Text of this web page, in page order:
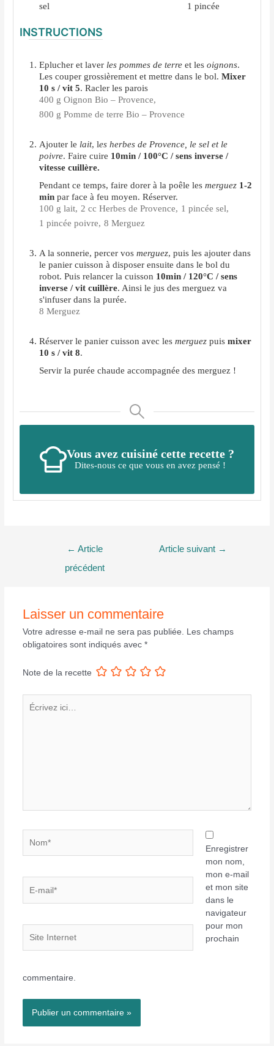
sel
1 pincée
INSTRUCTIONS
Eplucher et laverles pommes de terre et lesoignons.
Les couper grossièrement et mettre dans le bol. Mixer
10 s / vit 5. Racler les parois
400 g Oignon Bio – Provence,
800 g Pomme de terre Bio – Provence
Ajouter lelait, les herbes de Provence, le sel et le
poivre. Faire cuire 10min / 100°C / sens inverse /
vitesse cuillère.
Pendant ce temps, faire dorer à la poêle lesmerguez 1-2
minpar face à feu moyen. Réserver.
100 g lait, 2 cc Herbes de Provence, 1 pincée sel,
1 pincée poivre, 8 Merguez
A la sonnerie, percer vosmerguez, puis les ajouter dans
le panier cuisson à disposer ensuite dans le bol du
robot. Puis relancer la cuisson 10min / 120°C / sens
inverse / vit cuillère. Ainsi le jus des merguez va
s'infuser dans la purée.
8 Merguez
Réserver le panier cuisson avec lesmerguez puismixer
10 s / vit 8.
Servir la purée chaude accompagnée des merguez !
Vous avez cuisiné cette recette ?
Dites-nous ce que vous en avez pensé !
← Article
précédent
Article suivant →
Laisser un commentaire
Votre adresse e-mail ne sera pas publiée. Les champs
obligatoires sont indiqués avec *
Note de la recette
ici…
mail*
Internet
Enregistrer
mon nom,
mon e-mail
et mon site
dans le
navigateur
pour mon
prochain
commentaire.